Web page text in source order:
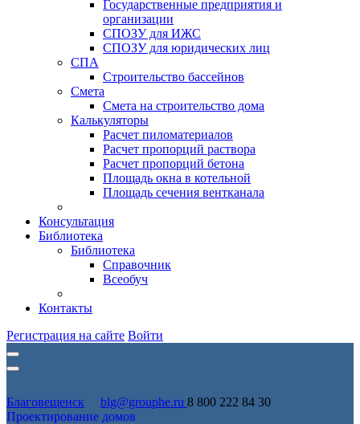
Государственные предприятия и
организации
СПОЗУ для ИЖС
СПОЗУ для юридических лиц
СПА
Строительство бассейнов
Смета
Смета на строительство дома
Калькуляторы
Расчет пиломатериалов
Расчет пропорций раствора
Расчет пропорций бетона
Площадь окна в котельной
Площадь сечения вентканала
Консультация
Библиотека
Библиотека
Справочник
Всеобуч
Контакты
Регистрация на сайте Войти
Благовещенск blg@grouphe.ru 8 800 222 84 30
Проектирование домов